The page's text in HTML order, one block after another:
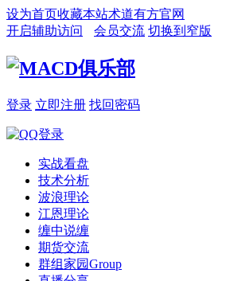
设为首页收藏本站术道有方官网
开启辅助访问
会员交流 切换到窄版
登录 立即注册 找回密码
实战看盘
技术分析
波浪理论
江恩理论
缠中说缠
期货交流
群组家园Group